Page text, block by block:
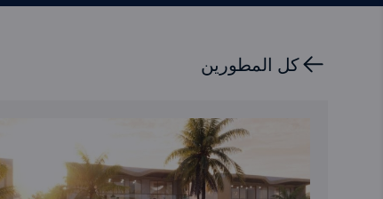
كل المطورين